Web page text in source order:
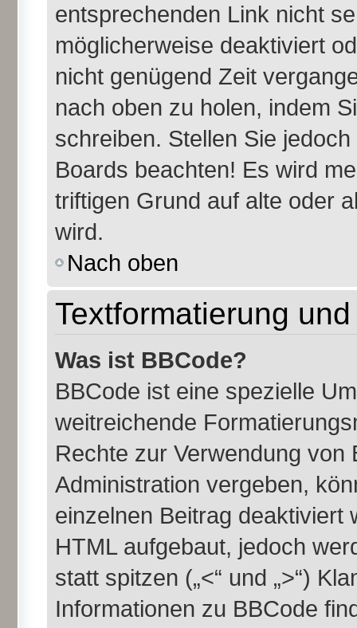
entsprechenden Link nicht
möglicherweise deaktiviert
nicht genügend Zeit
nach oben zu holen, indem
schreiben. Stellen Sie
Boards beachten! Es wird
triftigen Grund auf alte oder
wird.
Nach oben
Textformatierung
Was ist BBCode?
BBCode ist eine spezielle
weitreichende
Rechte zur Verwendung
Administration vergeben,
einzelnen Beitrag deaktiviert
HTML aufgebaut, jedoch
statt spitzen („<“ und „>“)
Informationen zu BBCode